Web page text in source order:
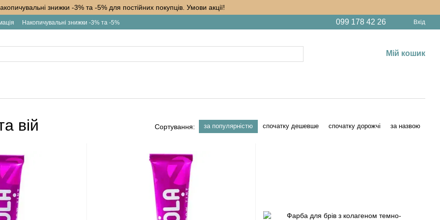
знижки -3% та -5% для постійних покупців. Умови акції!
Накопичувальні знижки -3% та -5% 099 178 42 26 Вхід
Мій кошик
вій Сортування: за популярністю спочатку дешевше спочатку дорожчі за назвою